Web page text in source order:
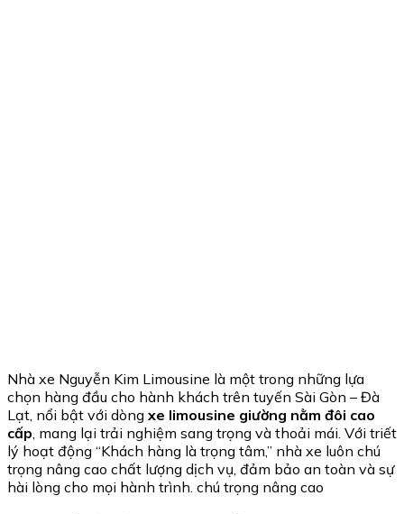
Nhà xe Nguyễn Kim Limousine là một trong những lựa
chọn hàng đầu cho hành khách trên tuyến Sài Gòn – Đà
Lạt, nổi bật với dòng xe limousine giường nằm đôi cao
cấp, mang lại trải nghiệm sang trọng và thoải mái. Với triết
lý hoạt động “Khách hàng là trọng tâm,” nhà xe luôn chú
trọng nâng cao chất lượng dịch vụ, đảm bảo an toàn và sự
hài lòng cho mọi hành trình. chú trọng nâng cao